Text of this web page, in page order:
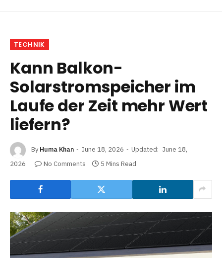
TECHNIK
Kann Balkon-
Solarstromspeicher im
Laufe der Zeit mehr Wert
liefern?
By Huma Khan June 18, 2026 Updated: June 18,
2026
No Comments 5 Mins Read